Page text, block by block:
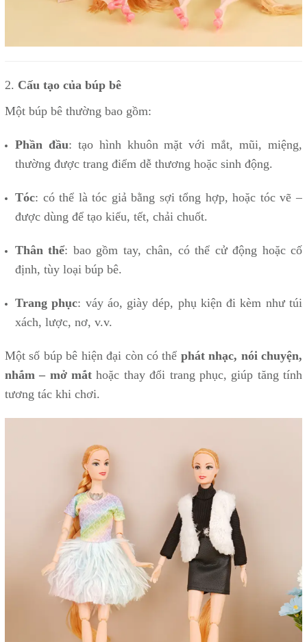
2. Cấu tạo của búp bê
Một búp bê thường bao gồm:
Phần đầu: tạo hình khuôn mặt với mắt, mũi, miệng,
thường được trang điểm dễ thương hoặc sinh động.
Tóc: có thể là tóc giả bằng sợi tổng hợp, hoặc tóc vẽ –
được dùng để tạo kiểu, tết, chải chuốt.
Thân thể: bao gồm tay, chân, có thể cử động hoặc cố
định, tùy loại búp bê.
Trang phục: váy áo, giày dép, phụ kiện đi kèm như túi
xách, lược, nơ, v.v.
Một số búp bê hiện đại còn có thể phát nhạc, nói chuyện,
nhắm – mở mắt hoặc thay đổi trang phục, giúp tăng tính
tương tác khi chơi.